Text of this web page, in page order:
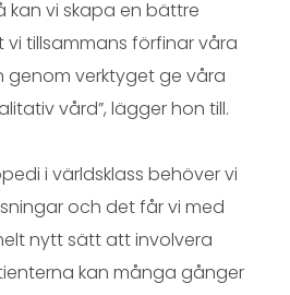
kan vi skapa en bättre
tillsammans förfinar våra
genom verktyget ge våra
vård”, lägger hon till.
i världsklass behöver vi
och det får vi med
nytt sätt att involvera
kan många gånger